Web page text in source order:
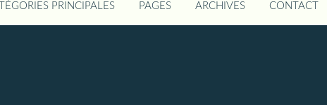
PRINCIPALES PAGES ARCHIVES CONTACT